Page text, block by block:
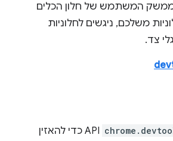
המשתמש של חלון הכלים
משלכם, ניגשים לחלוניות
צד.
API כדי להאזין